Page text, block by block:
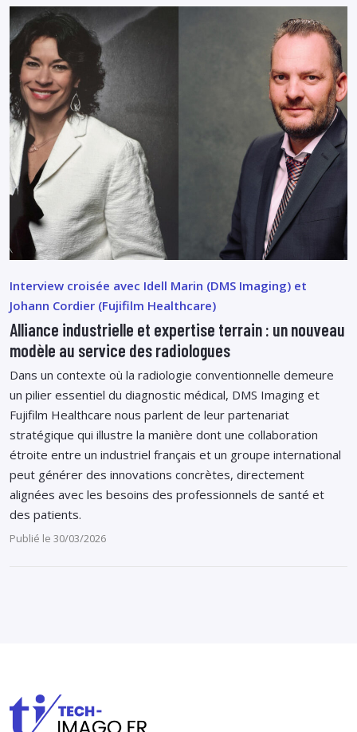
Interview croisée avec Idell Marin (DMS Imaging) et
Johann Cordier (Fujifilm Healthcare)
Alliance industrielle et expertise terrain : un nouveau
modèle au service des radiologues
Dans un contexte où la radiologie conventionnelle demeure
un pilier essentiel du diagnostic médical, DMS Imaging et
Fujifilm Healthcare nous parlent de leur partenariat
stratégique qui illustre la manière dont une collaboration
étroite entre un industriel français et un groupe international
peut générer des innovations concrètes, directement
alignées avec les besoins des professionnels de santé et
des patients.
Publié le 30/03/2026